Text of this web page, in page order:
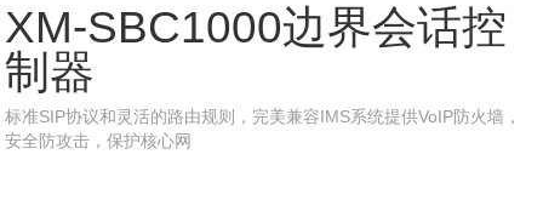
XM-SBC1000边界会话控
制器
标准SIP协议和灵活的路由规则，完美兼容IMS系统提供VoIP防火墙，
安全防攻击，保护核心网